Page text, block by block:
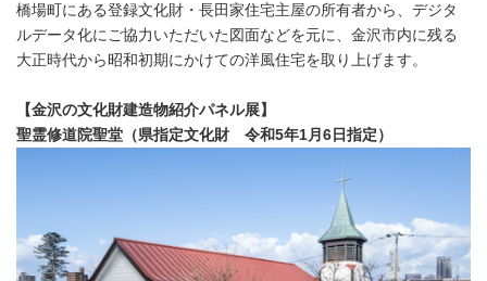
橋場町にある登録文化財・長田家住宅主屋の所有者から、デジタ
ルデータ化にご協力いただいた図面などを元に、金沢市内に残る
大正時代から昭和初期にかけての洋風住宅を取り上げます。
【金沢の文化財建造物紹介パネル展】
聖霊修道院聖堂（県指定文化財 令和5年1月6日指定）